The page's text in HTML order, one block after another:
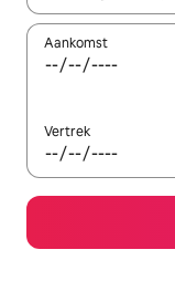
Aankomst
Vertrek